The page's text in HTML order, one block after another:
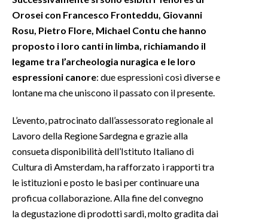
Orosei con Francesco Fronteddu, Giovanni
Rosu, Pietro Flore, Michael Contu che hanno
proposto i loro canti in limba, richiamando il
legame tra l’archeologia nuragica e le loro
espressioni canore: due espressioni così diverse e
lontane ma che uniscono il passato con il presente.
L’evento, patrocinato dall’assessorato regionale al
Lavoro della Regione Sardegna e grazie alla
consueta disponibilità dell’Istituto Italiano di
Cultura di Amsterdam, ha rafforzato i rapporti tra
le istituzioni e posto le basi per continuare una
proficua collaborazione. Alla fine del convegno
la degustazione di prodotti sardi, molto gradita dai